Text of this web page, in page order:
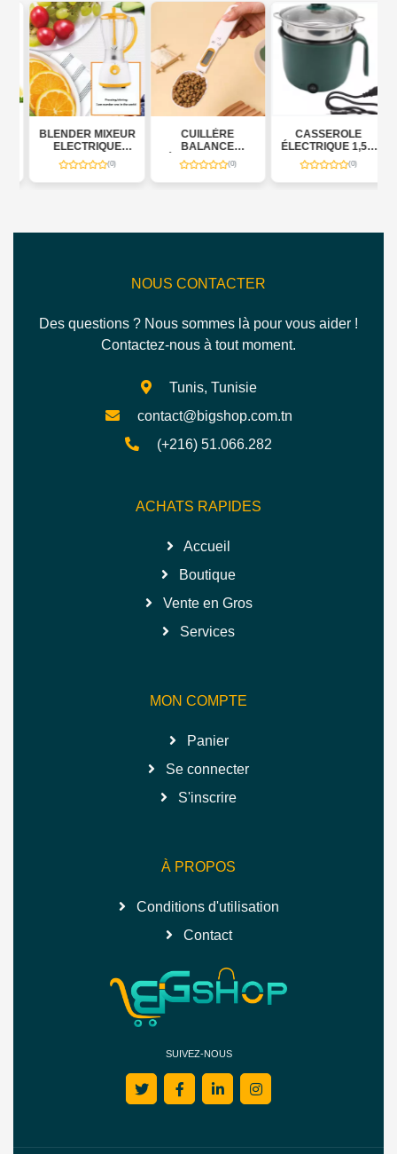
BLENDER MIXEUR
ELECTRIQUE
1000W (0)
CUILLÈRE
BALANCE
ÉLECTRONIQUE
(0)
CASSEROLE
ÉLECTRIQUE 1,5 L
600 W (0)
NOUS CONTACTER
Des questions ? Nous sommes là pour vous aider !
Contactez-nous à tout moment.
Tunis, Tunisie
contact@bigshop.com.tn
(+216) 51.066.282
ACHATS RAPIDES
Accueil
Boutique
Vente en Gros
Services
MON COMPTE
Panier
Se connecter
S'inscrire
À PROPOS
Conditions d'utilisation
Contact
SUIVEZ-NOUS